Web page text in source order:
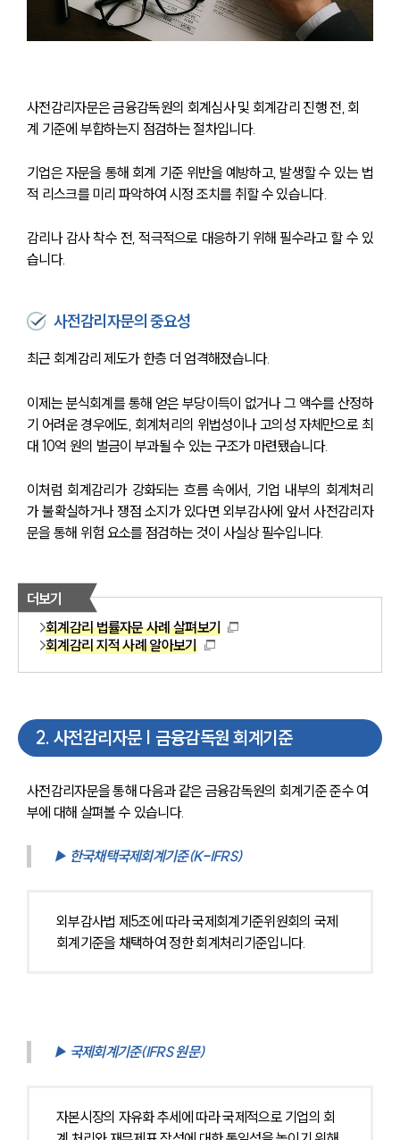
사전감리자문은 금융감독원의 회계심사 및 회계감리 진행 전, 회
계 기준에 부합하는지 점검하는 절차입니다.
기업은 자문을 통해 회계 기준 위반을 예방하고, 발생할 수 있는 법
적 리스크를 미리 파악하여 시정 조치를 취할 수 있습니다.
감리나 감사 착수 전, 적극적으로 대응하기 위해 필수라고 할 수 있
습니다.
사전감리자문의 중요성
최근 회계감리 제도가 한층 더 엄격해졌습니다.
이제는 분식회계를 통해 얻은 부당이득이 없거나 그 액수를 산정하
기 어려운 경우에도, 회계처리의 위법성이나 고의성 자체만으로 최
대 10억 원의 벌금이 부과될 수 있는 구조가 마련됐습니다.
이처럼 회계감리가 강화되는 흐름 속에서, 기업 내부의 회계처리
가 불확실하거나 쟁점 소지가 있다면 외부감사에 앞서 사전감리자
문을 통해 위험 요소를 점검하는 것이 사실상 필수입니다.
더보기
회계감리 법률자문 사례 살펴보기
회계감리 지적 사례 알아보기
2. 사전감리자문 | 금융감독원 회계기준
사전감리자문을 통해 다음과 같은 금융감독원의 회계기준 준수 여
부에 대해 살펴볼 수 있습니다.
▶ 한국채택국제회계기준(K-IFRS)
외부감사법 제5조에 따라 국제회계기준위원회의 국제
회계기준을 채택하여 정한 회계처리기준입니다.
▶ 국제회계기준(IFRS 원문)
자본시장의 자유화 추세에 따라 국제적으로 기업의 회